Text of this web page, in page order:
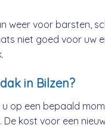
weer voor barsten,
niet goed voor uw
in Bilzen?
op een bepaald
kost voor een